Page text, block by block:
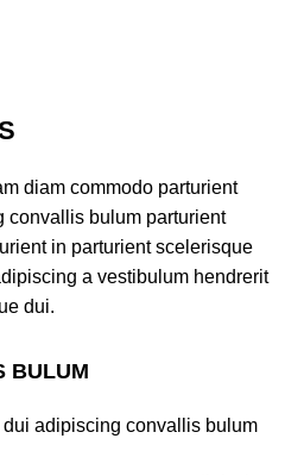
diam commodo parturient
convallis bulum parturient
in parturient scelerisque
a vestibulum hendrerit
dui.
BULUM
adipiscing convallis bulum